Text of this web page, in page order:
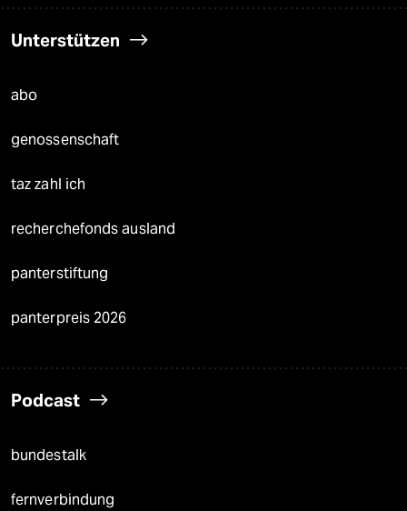
Unterstützen
abo
genossenschaft
taz zahl ich
recherchefonds ausland
panterstiftung
panterpreis 2026
Podcast
bundestalk
fernverbindung